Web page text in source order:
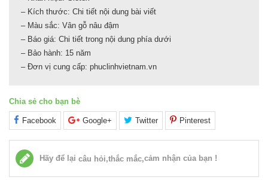
– Kích thước: Chi tiết nội dung bài viết
– Màu sắc: Vân gỗ nâu đậm
– Báo giá: Chi tiết trong nội dung phía dưới
– Bảo hành: 15 năm
– Đơn vị cung cấp: phuclinhvietnam.vn
Chia sẻ cho bạn bè
Facebook Google+ Twitter Pinterest
Hãy để lại câu hỏi,thắc mắc,cảm nhận của bạn !